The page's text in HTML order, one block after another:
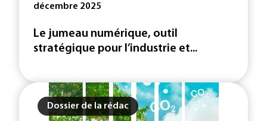
décembre 2025
Le jumeau numérique, outil
stratégique pour l’industrie et...
Dossier de la rédac